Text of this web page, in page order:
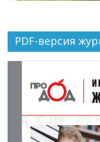
PDF-версия